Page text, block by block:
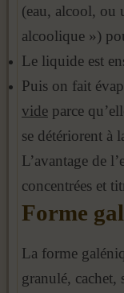
(eau, alcool, ou
alcoolique »)
Le liquide est
Puis on fait
vide parce
se détériorent à
L’avantage de
concentrées et
Forme
La forme
granulé,